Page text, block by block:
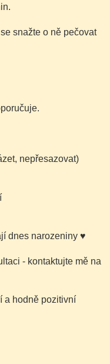
snažte o ně pečovat
nepřesazovat)
dnes narozeniny♥
- kontaktujte mě na
a hodně pozitivní